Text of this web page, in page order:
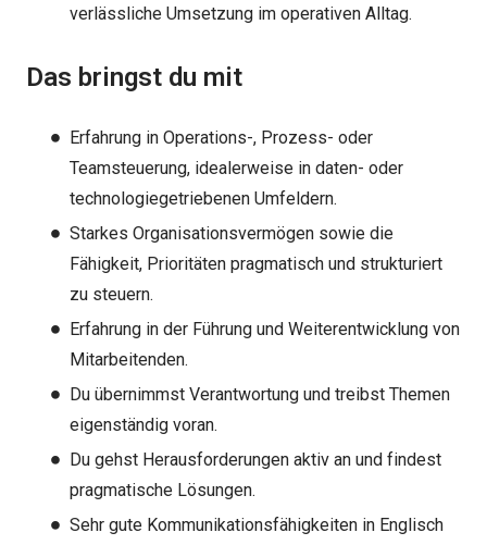
verlässliche Umsetzung im operativen Alltag.
Das bringst du mit
Erfahrung in Operations-, Prozess- oder
Teamsteuerung, idealerweise in daten- oder
technologiegetriebenen Umfeldern.
Starkes Organisationsvermögen sowie die
Fähigkeit, Prioritäten pragmatisch und strukturiert
zu steuern.
Erfahrung in der Führung und Weiterentwicklung von
Mitarbeitenden.
Du übernimmst Verantwortung und treibst Themen
eigenständig voran.
Du gehst Herausforderungen aktiv an und findest
pragmatische Lösungen.
Sehr gute Kommunikationsfähigkeiten in Englisch